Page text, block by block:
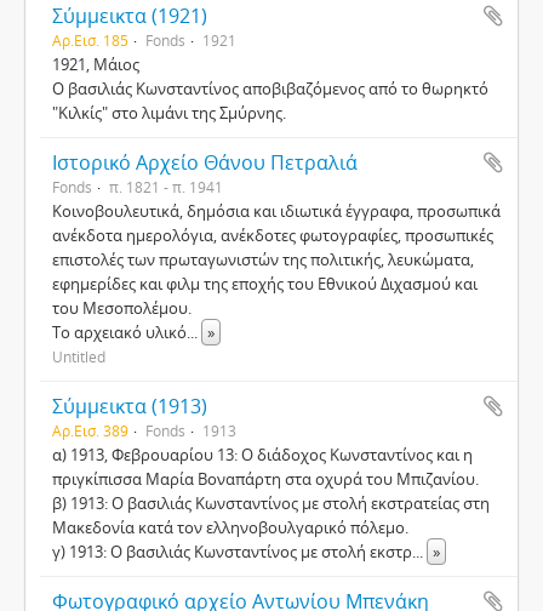
Σύμμεικτα (1921)
Αρ.Εισ. 185 Fonds 1921
1921, Μάιος
Ο βασιλιάς Κωνσταντίνος αποβιβαζόμενος από το θωρηκτό
"Κιλκίς" στο λιμάνι της Σμύρνης.
Ιστορικό Αρχείο Θάνου Πετραλιά
Fonds π. 1821 - π. 1941
Κοινοβουλευτικά, δημόσια και ιδιωτικά έγγραφα, προσωπικά
ανέκδοτα ημερολόγια, ανέκδοτες φωτογραφίες, προσωπικές
επιστολές των πρωταγωνιστών της πολιτικής, λευκώματα,
εφημερίδες και φιλμ της εποχής του Εθνικού Διχασμού και
του Μεσοπολέμου.
Το αρχειακό υλικό... »
Untitled
Σύμμεικτα (1913)
Αρ.Εισ. 389 Fonds 1913
α) 1913, Φεβρουαρίου 13: Ο διάδοχος Κωνσταντίνος και η
πριγκίπισσα Μαρία Βοναπάρτη στα οχυρά του Μπιζανίου.
β) 1913: Ο βασιλιάς Κωνσταντίνος με στολή εκστρατείας στη
Μακεδονία κατά τον ελληνοβουλγαρικό πόλεμο.
γ) 1913: Ο βασιλιάς Κωνσταντίνος με στολή εκστρ... »
Φωτογραφικό αρχείο Αντωνίου Μπενάκη